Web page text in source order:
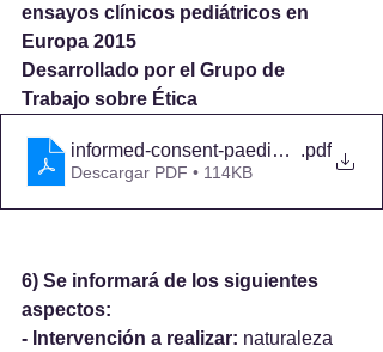
ensayos clínicos pediátricos en
Europa 2015
Desarrollado por el Grupo de
Trabajo sobre Ética
informed-consent-paediatric-.pdf
Descargar PDF • 114KB
6) Se informará de los siguientes
aspectos:
- Intervención a realizar: naturaleza